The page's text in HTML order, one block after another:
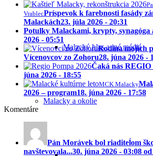
Malacký hlas a iné médiá
Malacky a okolie
VrablecPríspevok k farebnosti fasády
Malackách23. júla 2026 - 20:31
Potulky Malackami, krypty, synagóga
2026 - 05:51
Rodina mojich
Vícenovcov zo Zohoru28. júna 2026 -
Čaká nás REGIO
júna 2026 - 18:55
MCK Malacky
2026 – program18. júna 2026 - 17:58
Komentáre
Pán Morávek bol riaditeĺom
navštevovala...30. júna 2026 - 03:08